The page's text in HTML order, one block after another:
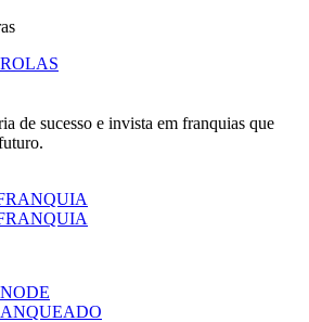
de sucesso e invista em franquias que